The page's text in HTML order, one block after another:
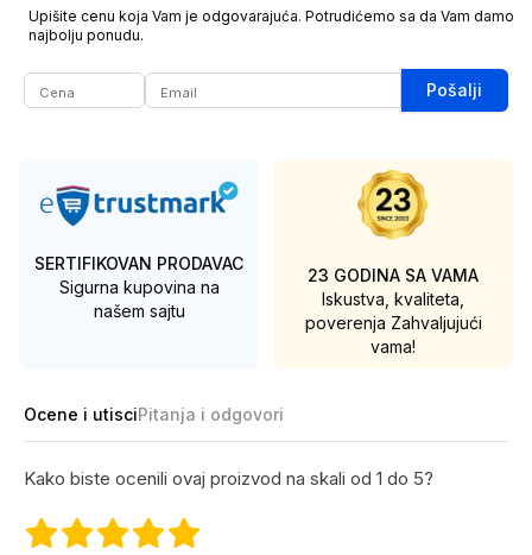
Upišite cenu koja Vam je odgovarajuća. Potrudićemo sa da Vam damo
najbolju ponudu.
Pošalji
SERTIFIKOVAN PRODAVAC
Sigurna kupovina na
našem sajtu
23 GODINA SA VAMA
Iskustva, kvaliteta,
poverenja Zahvaljujući
vama!
Ocene i utisciPitanja i odgovori
Kako biste ocenili ovaj proizvod na skali od 1 do 5?